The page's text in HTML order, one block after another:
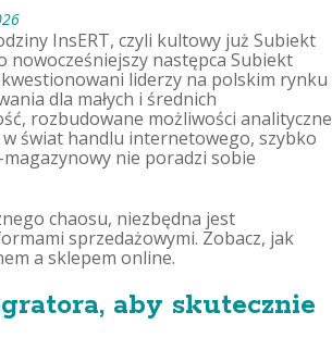
InsERT, czyli kultowy już Subiekt
nowocześniejszy następca Subiekt
liderzy na polskim rynku
dla małych i średnich
rozbudowane możliwości analityczne
w świat handlu internetowego, szybko
nie poradzi sobie
chaosu, niezbędna jest
sprzedażowymi. Zobacz, jak
a sklepem online.
aby skutecznie